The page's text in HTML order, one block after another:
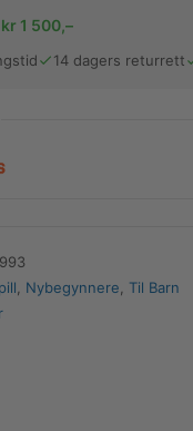
1 500,–
14 dagers returrett
Nybegynnere
Til Barn